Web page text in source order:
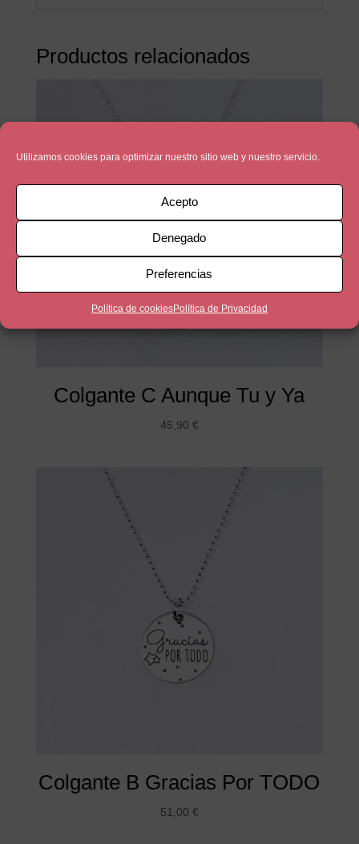
Utilizamos cookies para optimizar nuestro sitio web y nuestro servicio.
Acepto
Denegado
Preferencias
Política de cookiesPolítica de Privacidad
Productos relacionados
Colgante C Aunque Tu y Ya
45,90 €
Colgante B Gracias Por TODO
51,00 €